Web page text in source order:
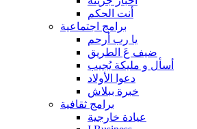
أنت الحكم
برامج اجتماعية
يا رب أرحم
ضيف عَ الطريق
أسأل و مليكة يُجيب
دعوا الأولاد
خبرة ببلاش
برامج ثقافية
عيادة خارجية